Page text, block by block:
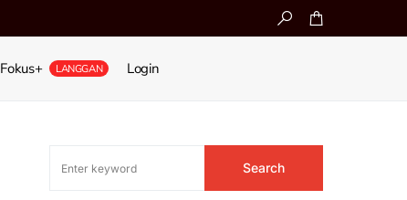
Fokus+ LANGGAN Login
Search